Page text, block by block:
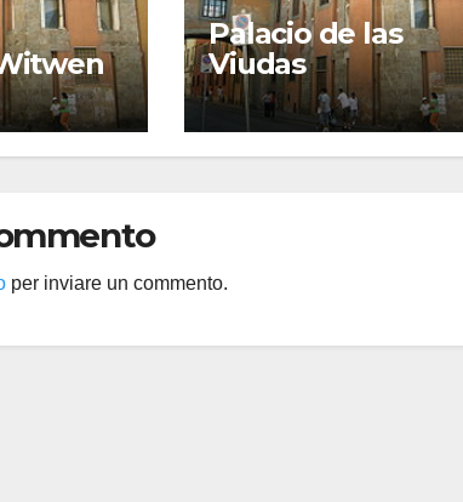
Palacio de las
Viudas
per inviare un commento.